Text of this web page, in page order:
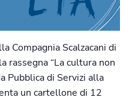
Compagnia Scalzacani di
rassegna “La cultura non
Pubblica di Servizi alla
un cartellone di 12